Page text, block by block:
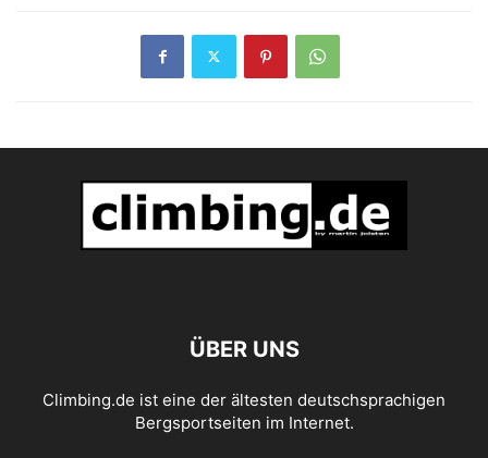
ÜBER UNS
Climbing.de ist eine der ältesten deutschsprachigen
Bergsportseiten im Internet.